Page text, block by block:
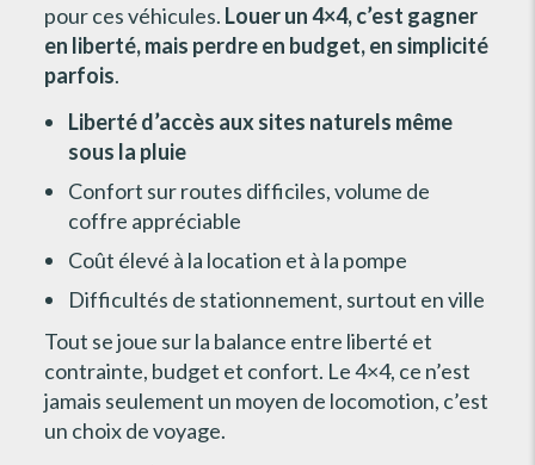
pour ces véhicules. Louer un 4×4, c’est gagner
en liberté, mais perdre en budget, en simplicité
parfois.
Liberté d’accès aux sites naturels même
sous la pluie
Confort sur routes difficiles, volume de
coffre appréciable
Coût élevé à la location et à la pompe
Difficultés de stationnement, surtout en ville
Tout se joue sur la balance entre liberté et
contrainte, budget et confort. Le 4×4, ce n’est
jamais seulement un moyen de locomotion, c’est
un choix de voyage.